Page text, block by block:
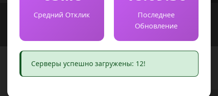
Средний Отклик
Последнее
Обновление
Серверы успешно загружены: 12!